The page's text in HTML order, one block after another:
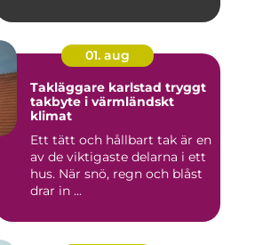
01. aug
Takläggare karlstad tryggt
takbyte i värmländskt
klimat
Ett tätt och hållbart tak är en
av de viktigaste delarna i ett
hus. När snö, regn och blåst
drar in ...